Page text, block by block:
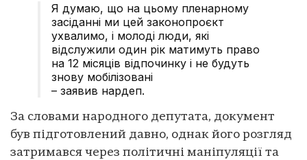
Я думаю, що на цьому пленарному
засіданні ми цей законопроєкт
ухвалимо, і молоді люди, які
відслужили один рік матимуть право
на 12 місяців відпочинку і не будуть
знову мобілізовані
– заявив нардеп.
За словами народного депутата, документ
був підготовлений давно, однак його розгляд
затримався через політичні маніпуляції та